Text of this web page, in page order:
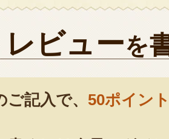
絡きました。全く喜ばれ
2025年09
りました。
甘くてとても美味しかっ
レビューを
記入で、 50ポイン